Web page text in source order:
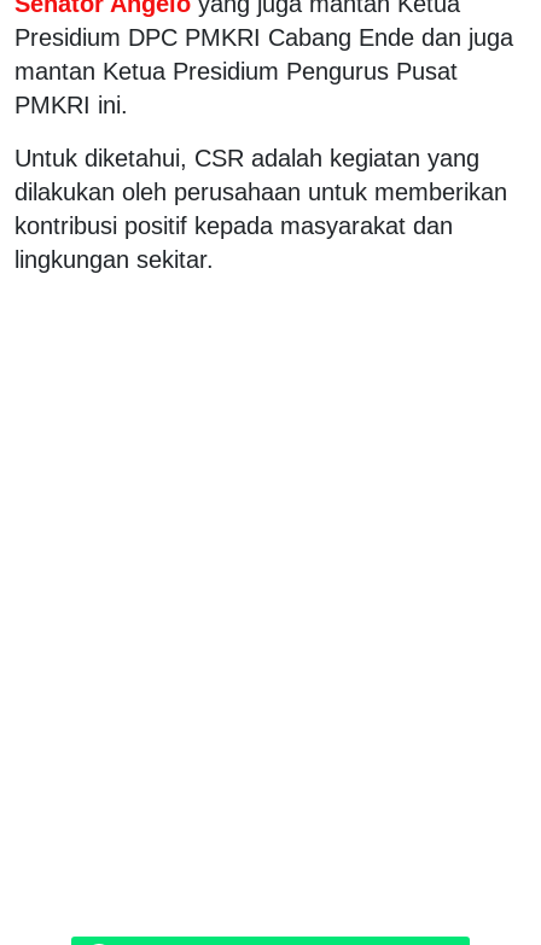
Presidium DPC PMKRI Cabang Ende dan juga
mantan Ketua Presidium Pengurus Pusat
PMKRI ini.
Untuk diketahui, CSR adalah kegiatan yang
dilakukan oleh perusahaan untuk memberikan
kontribusi positif kepada masyarakat dan
lingkungan sekitar.